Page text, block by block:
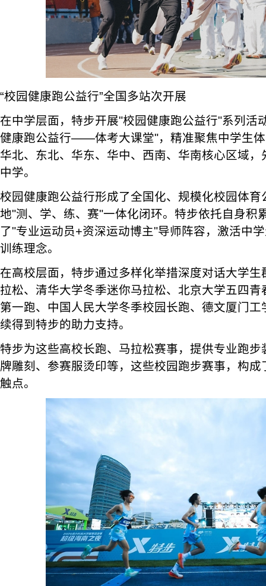
“校园健康跑公益行”全国多站次开展
在中学层面，特步开展"校园健康跑公益行"系列活
健康跑公益行——体考大课堂"，精准聚焦中学生
华北、东北、华东、华中、西南、华南核心区域
中学。
校园健康跑公益行形成了全国化、规模化校园体
地"测、学、练、赛"一体化闭环。特步依托自身积
了"专业运动员+资深运动博主"导师阵容，激活中
训练理念。
在高校层面，特步通过多样化举措深度对话大学
拉松、清华大学冬季迷你马拉松、北京大学五四
第一跑、中国人民大学冬季校园长跑、德文厦门
续得到特步的助力支持。
特步为这些高校长跑、马拉松赛事，提供专业跑
牌雕刻、参赛服烫印等，这些校园跑步赛事，构
触点。